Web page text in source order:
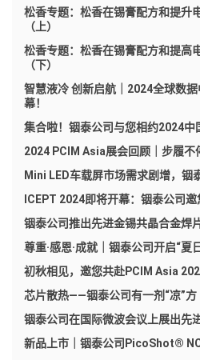
松香专题：松香在锡膏配方和提升
（上）
松香专题：松香在锡膏配方和提高
（下）
智慧液冷 创新启航｜2024全球数
幕！
集合啦！铟泰公司与您相约2024
2024 PCIM Asia展会回顾｜步履不
Mini LED车载屏市场需求剧增，铟
ICEPT 2024即将开幕：铟泰公司
铟泰公司推出先进金锡共晶合金焊
尊重·感恩·成就｜铟泰公司开启“夏
初秋相见，邀您共赴PCIM Asia
芯片散热——铟泰公司有一剂“凉”方
铟泰公司在国际微波会议上展出先
新品上市｜铟泰公司PicoShot®